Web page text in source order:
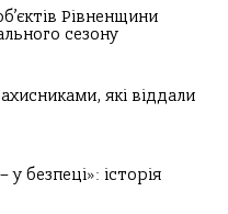
Рівненщини
сезону
які віддали
безпеці»: історія